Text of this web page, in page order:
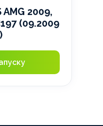
2009,
(09.2009